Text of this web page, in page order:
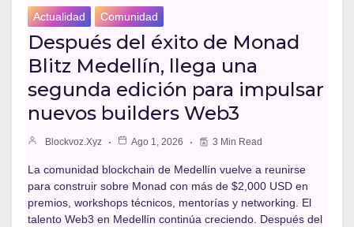
Actualidad Comunidad
Después del éxito de Monad
Blitz Medellín, llega una
segunda edición para impulsar
nuevos builders Web3
Blockvoz.xyz Ago 1, 2026 3 Min Read
La comunidad blockchain de Medellín vuelve a reunirse
para construir sobre Monad con más de $2,000 USD en
premios, workshops técnicos, mentorías y networking. El
talento Web3 en Medellín continúa creciendo. Después del